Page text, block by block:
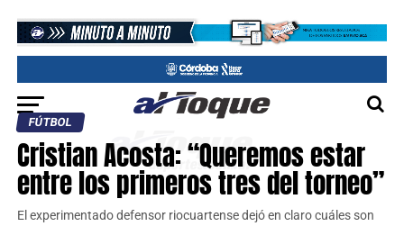
FÚTBOL
Cristian Acosta: “Queremos estar
entre los primeros tres del torneo”
El experimentado defensor riocuartense dejó en claro cuáles son